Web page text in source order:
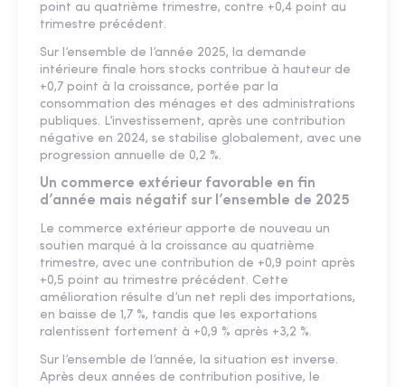
point au quatrième trimestre, contre +0,4 point au
trimestre précédent.
Sur l’ensemble de l’année 2025, la demande
intérieure finale hors stocks contribue à hauteur de
+0,7 point à la croissance, portée par la
consommation des ménages et des administrations
publiques. L’investissement, après une contribution
négative en 2024, se stabilise globalement, avec une
progression annuelle de 0,2 %.
Un commerce extérieur favorable en fin
d’année mais négatif sur l’ensemble de 2025
Le commerce extérieur apporte de nouveau un
soutien marqué à la croissance au quatrième
trimestre, avec une contribution de +0,9 point après
+0,5 point au trimestre précédent. Cette
amélioration résulte d’un net repli des importations,
en baisse de 1,7 %, tandis que les exportations
ralentissent fortement à +0,9 % après +3,2 %.
Sur l’ensemble de l’année, la situation est inverse.
Après deux années de contribution positive, le